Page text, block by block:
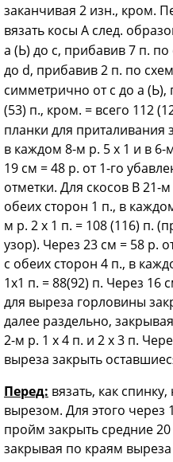
заканчивая 2 изн., кром.
вязать косы А след.
а (Ь) до с, прибавив 7 п. по
до d, прибавив 2 п. по
симметрично от с до а
(53) п., кром. = всего 112
планки для приталивания
в каждом 8-м р. 5 х 1 и в 6-
19 см = 48 р. от 1-го
отметки. Для скосов В 21-
обеих сторон 1 п., в
м р. 2 х 1 п. = 108 (116) п.
узор). Через 23 см = 58 р.
с обеих сторон 4 п., в
1x1 п. = 88(92) п. Через 16
для выреза горловины
далее раздельно,
2-м р. 1 х 4 п. и 2 х 3 п.
выреза закрыть
Перед: вязать, как
вырезом. Для этого через
пройм закрыть средние
закрывая по краям